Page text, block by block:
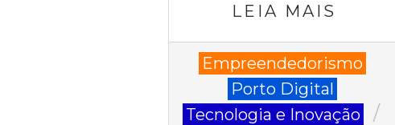
LEIA MAIS
2025-
Empreendedorismo
Porto Digital
Tecnologia e Inovação